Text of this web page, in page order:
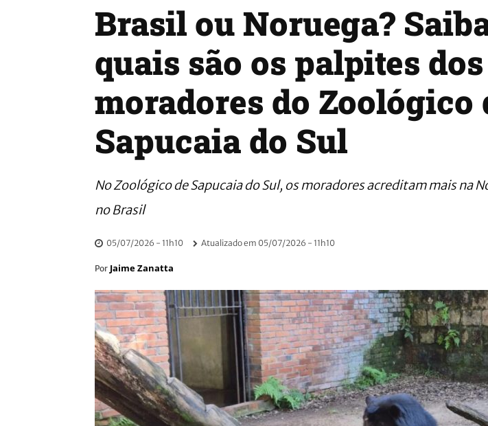
Brasil ou Noruega?
quais são os palpites dos
moradores do Zoológico
Sapucaia do Sul
No Zoológico de Sapucaia do Sul, os moradores acreditam mais na
no Brasil
05/07/2026 - 11h10 Atualizado em 05/07/2026 - 11h10
Por Jaime Zanatta